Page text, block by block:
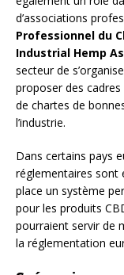
d’associations
Professionnel du
Industrial Hemp
secteur de
proposer des cadres
de chartes de
l’industrie.
Dans certains pays
réglementaires sont
place un système
pour les produits
pourraient servir de
la réglementation